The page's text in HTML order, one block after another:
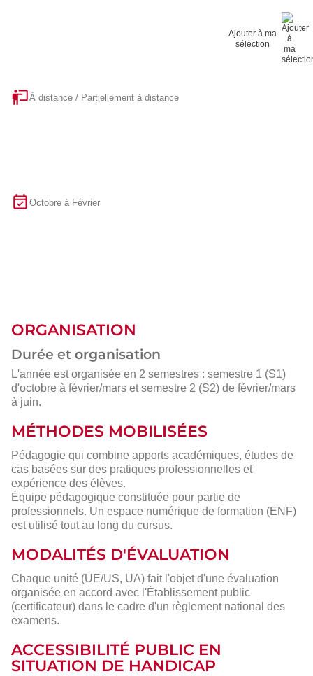
Ajouter à ma
sélection
À distance / Partiellement à distance
Octobre à Février
ORGANISATION
Durée et organisation
L'année est organisée en 2 semestres : semestre 1 (S1)
d'octobre à février/mars et semestre 2 (S2) de février/mars
à juin.
MÉTHODES MOBILISÉES
Pédagogie qui combine apports académiques, études de
cas basées sur des pratiques professionnelles et
expérience des élèves.
Équipe pédagogique constituée pour partie de
professionnels. Un espace numérique de formation (ENF)
est utilisé tout au long du cursus.
MODALITÉS D'ÉVALUATION
Chaque unité (UE/US, UA) fait l'objet d'une évaluation
organisée en accord avec l'Établissement public
(certificateur) dans le cadre d'un règlement national des
examens.
ACCESSIBILITÉ PUBLIC EN
SITUATION DE HANDICAP